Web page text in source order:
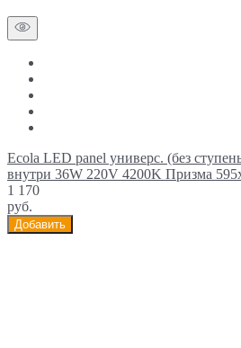
Ecola LED panel универс. (без
внутри 36W 220V 4200K Призма
1 170
руб.
Добавить